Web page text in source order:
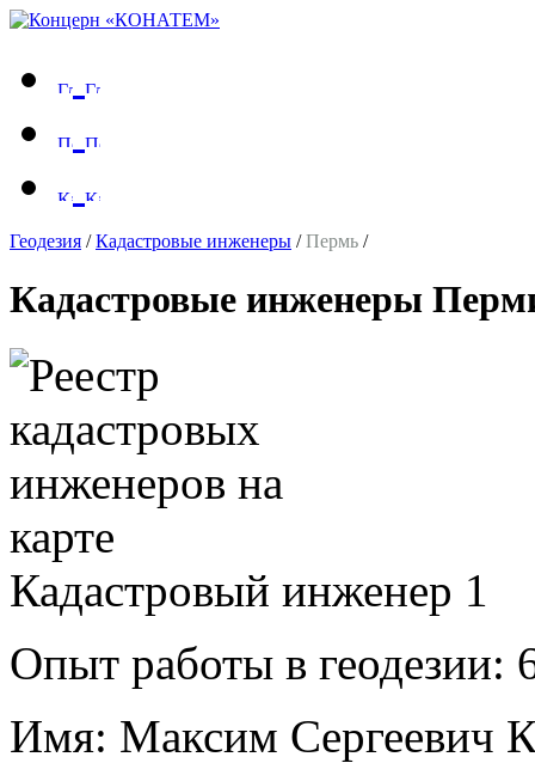
Геодезия /Кадастровые инженеры /Пермь /
Кадастровые инженеры
Кадастровый инженер 1
Опыт работы в геодезии:
Имя: Максим Сергеевич